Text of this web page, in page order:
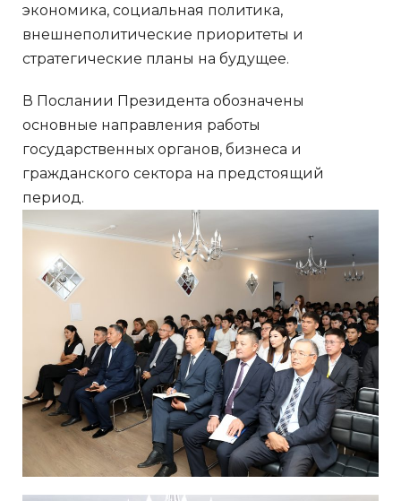
экономика, социальная политика,
внешнеполитические приоритеты и
стратегические планы на будущее.
В Послании Президента обозначены
основные направления работы
государственных органов, бизнеса и
гражданского сектора на предстоящий
период.